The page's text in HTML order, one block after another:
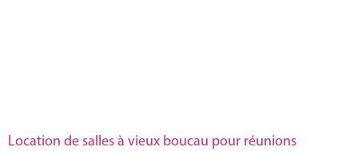
Location de salles à vieux boucau pour réunions